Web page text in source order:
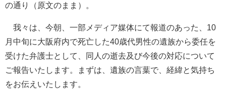
の通り（原文のまま）。
我々は、今朝、一部メディア媒体にて報道のあった、10
月中旬に大阪府内で死亡した40歳代男性の遺族から委任を
受けた弁護士として、同人の逝去及び今後の対応について
ご報告いたします。まずは、遺族の言葉で、経緯と気持ち
をお伝えいたします。